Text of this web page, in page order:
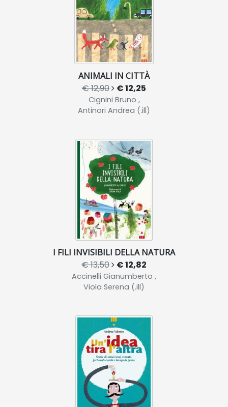
ANIMALI IN CITTÀ
€ 12,90 € 12,25
Cignini Bruno ,
Antinori Andrea (.ill)
I FILI INVISIBILI DELLA NATURA
€ 13,50 € 12,82
Accinelli Gianumberto ,
Viola Serena (.ill)